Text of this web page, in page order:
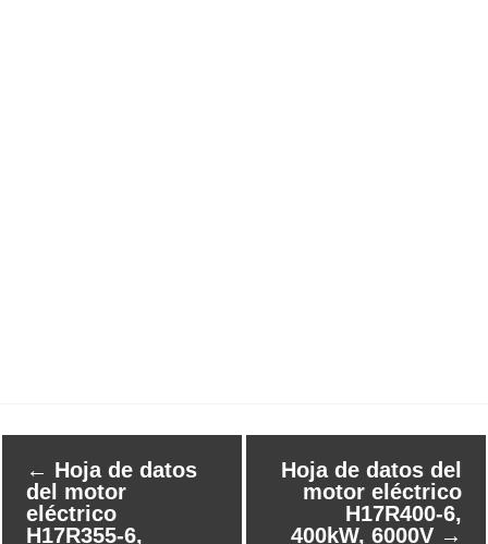
← Hoja de datos
del motor
eléctrico
H17R355-6,
Hoja de datos del
motor eléctrico
H17R400-6,
400kW, 6000V →